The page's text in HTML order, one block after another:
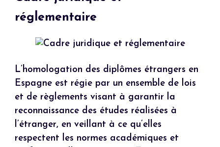
réglementaire
L’homologation des diplômes étrangers en
Espagne est régie par un ensemble de lois
et de règlements visant à garantir la
reconnaissance des études réalisées à
l’étranger, en veillant à ce qu’elles
respectent les normes académiques et